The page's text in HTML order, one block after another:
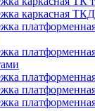
каркасная